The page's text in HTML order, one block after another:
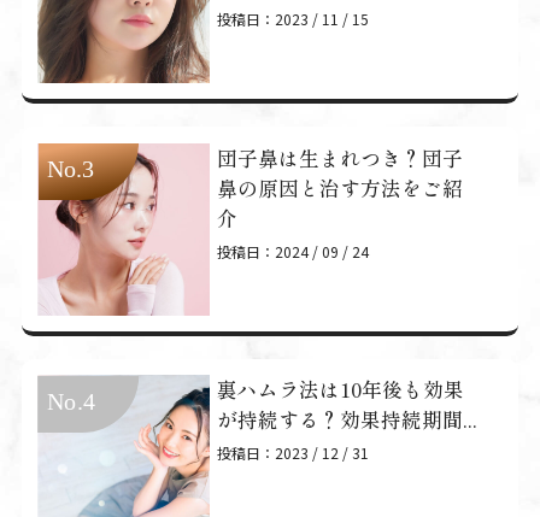
投稿日：2023 / 11 / 15
団子鼻は生まれつき？団子
鼻の原因と治す方法をご紹
介
投稿日：2024 / 09 / 24
裏ハムラ法は10年後も効果
が持続する？効果持続期間...
投稿日：2023 / 12 / 31